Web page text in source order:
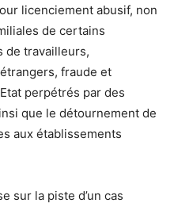
licenciement abusif, non
de certains
de travailleurs,
fraude et
perpétrés par des
que le détournement de
aux établissements
sur la piste d’un cas